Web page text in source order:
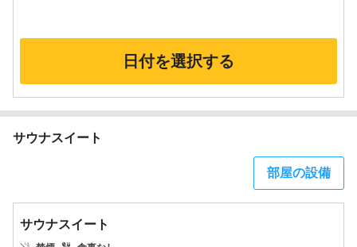
日付を選択する
サウナスイート
部屋の設備
サウナスイート